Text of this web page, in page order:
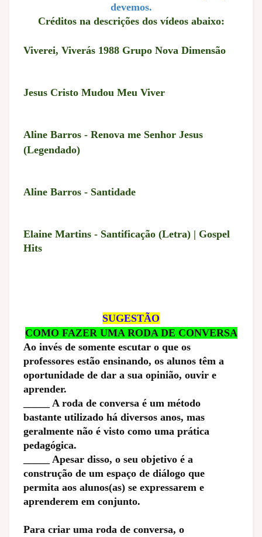
devemos.
Créditos na descrições dos vídeos abaixo:
Viverei, Viverás 1988 Grupo Nova Dimensão
Jesus Cristo Mudou Meu Viver
Aline Barros - Renova me Senhor Jesus
(Legendado)
Aline Barros - Santidade
Elaine Martins - Santificação (Letra) | Gospel
Hits
SUGESTÃO
COMO FAZER UMA RODA DE CONVERSA
Ao invés de somente escutar o que os
professores estão ensinando, os alunos têm a
oportunidade de dar a sua opinião, ouvir e
aprender.
_____ A roda de conversa é um método
bastante utilizado há diversos anos, mas
geralmente não é visto como uma prática
pedagógica.
_____ Apesar disso, o seu objetivo é a
construção de um espaço de diálogo que
permita aos alunos(as) se expressarem e
aprenderem em conjunto.
Para criar uma roda de conversa, o